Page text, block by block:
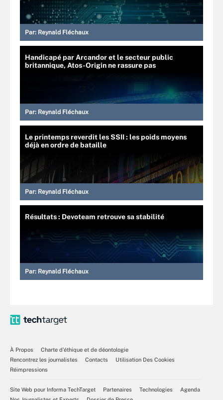
Par: Reynald Fléchaux
Handicapé par Arcandor et le secteur public
britannique, Atos-Origin ne rassure pas
Par: Reynald Fléchaux
Le printemps reverdit les SSII : les poids moyens
déjà en ordre de bataille
Par: Reynald Fléchaux
Résultats : Devoteam retrouve sa stabilité
Par: Reynald Fléchaux
À Propos
Charte d’éthique et de déontologie
Rencontrez les journalistes
Contacts
Utilisation Des Cookies
Réimpressions
Site Web pour Informa TechTarget Partenaires Technologies
Agenda